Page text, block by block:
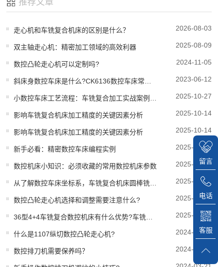
推荐文章
走心机和车铣复合机床的区别是什么？ 2026-08-03
双主轴走心机：精密加工领域的高效利器 2025-08-09
数控凸轮走心机可以定制吗? 2024-11-05
斜床身数控车床是什么?CK6136数控车床常见故障因素与解决计划方案? 2023-06-12
小数控车床工艺流程：车铣复合加工实战案例分享 2025-10-27
影响车铣复合机床加工精度的关键因素分析 2025-10-14
影响车铣复合机床加工精度的关键因素分析 2025-10-14
新手必看：精密数控车床编程实例 2025-10-09
数控机床小知识：必须收藏的常用数控机床参数 2025-09-12
从了解数控车床坐标系，车铣复合机床圆棒铣成方料的办法 2025-05-28
数控凸轮走心机选择和调整需要注意什么? 2025-05-21
36型4+4车铣复合数控机床有什么优势?车铣复合机床哪家好? 2025-02-14
什么是1107纵切数控凸轮走心机? 2024-10-16
数控排刀机需要保养吗？ 2024-07-12
留言
电话
客服